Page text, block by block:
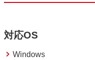
対応OS
Windows